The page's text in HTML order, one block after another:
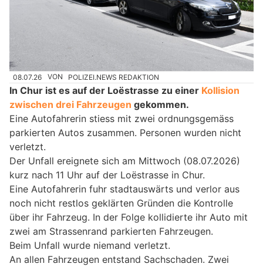
08.07.26 VON POLIZEI.NEWS REDAKTION
In Chur ist es auf der Loëstrasse zu einer Kollision
zwischen drei Fahrzeugen gekommen.
Eine Autofahrerin stiess mit zwei ordnungsgemäss
parkierten Autos zusammen. Personen wurden nicht
verletzt.
Der Unfall ereignete sich am Mittwoch (08.07.2026)
kurz nach 11 Uhr auf der Loëstrasse in Chur.
Eine Autofahrerin fuhr stadtauswärts und verlor aus
noch nicht restlos geklärten Gründen die Kontrolle
über ihr Fahrzeug. In der Folge kollidierte ihr Auto mit
zwei am Strassenrand parkierten Fahrzeugen.
Beim Unfall wurde niemand verletzt.
An allen Fahrzeugen entstand Sachschaden. Zwei